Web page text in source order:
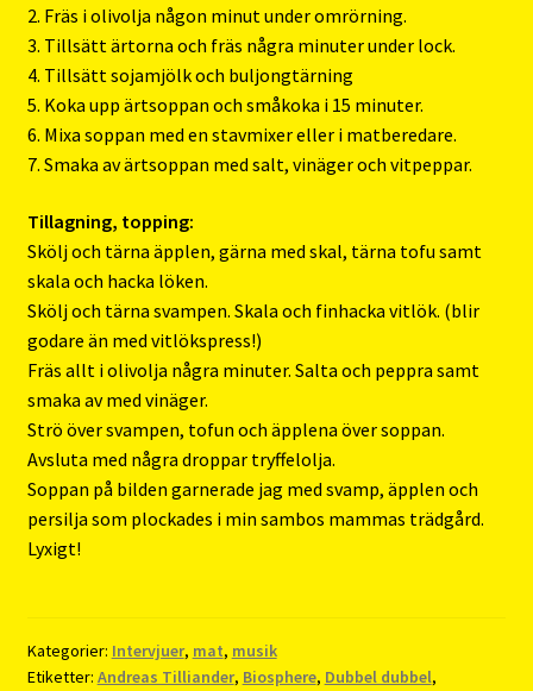
2. Fräs i olivolja någon minut under omrörning.
3. Tillsätt ärtorna och fräs några minuter under lock.
4. Tillsätt sojamjölk och buljongtärning
5. Koka upp ärtsoppan och småkoka i 15 minuter.
6. Mixa soppan med en stavmixer eller i matberedare.
7. Smaka av ärtsoppan med salt, vinäger och vitpeppar.
Tillagning, topping:
Skölj och tärna äpplen, gärna med skal, tärna tofu samt
skala och hacka löken.
Skölj och tärna svampen. Skala och finhacka vitlök. (blir
godare än med vitlökspress!)
Fräs allt i olivolja några minuter. Salta och peppra samt
smaka av med vinäger.
Strö över svampen, tofun och äpplena över soppan.
Avsluta med några droppar tryffelolja.
Soppan på bilden garnerade jag med svamp, äpplen och
persilja som plockades i min sambos mammas trädgård.
Lyxigt!
Kategorier: Intervjuer, mat, musik
Etiketter: Andreas Tilliander, Biosphere, Dubbel dubbel,